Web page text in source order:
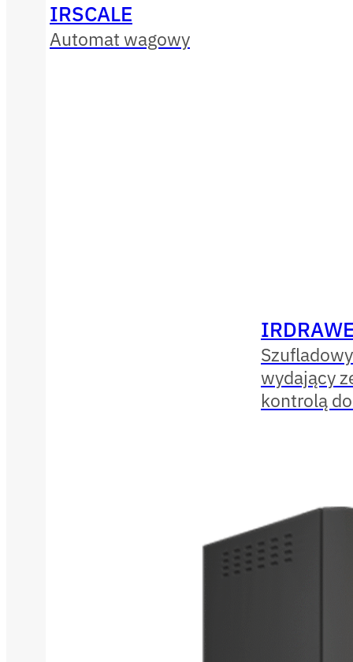
IRSCALE
Automat wagowy
wydający
kontrolą